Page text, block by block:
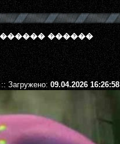
������
Загружено:09.04.2026 16:26:58